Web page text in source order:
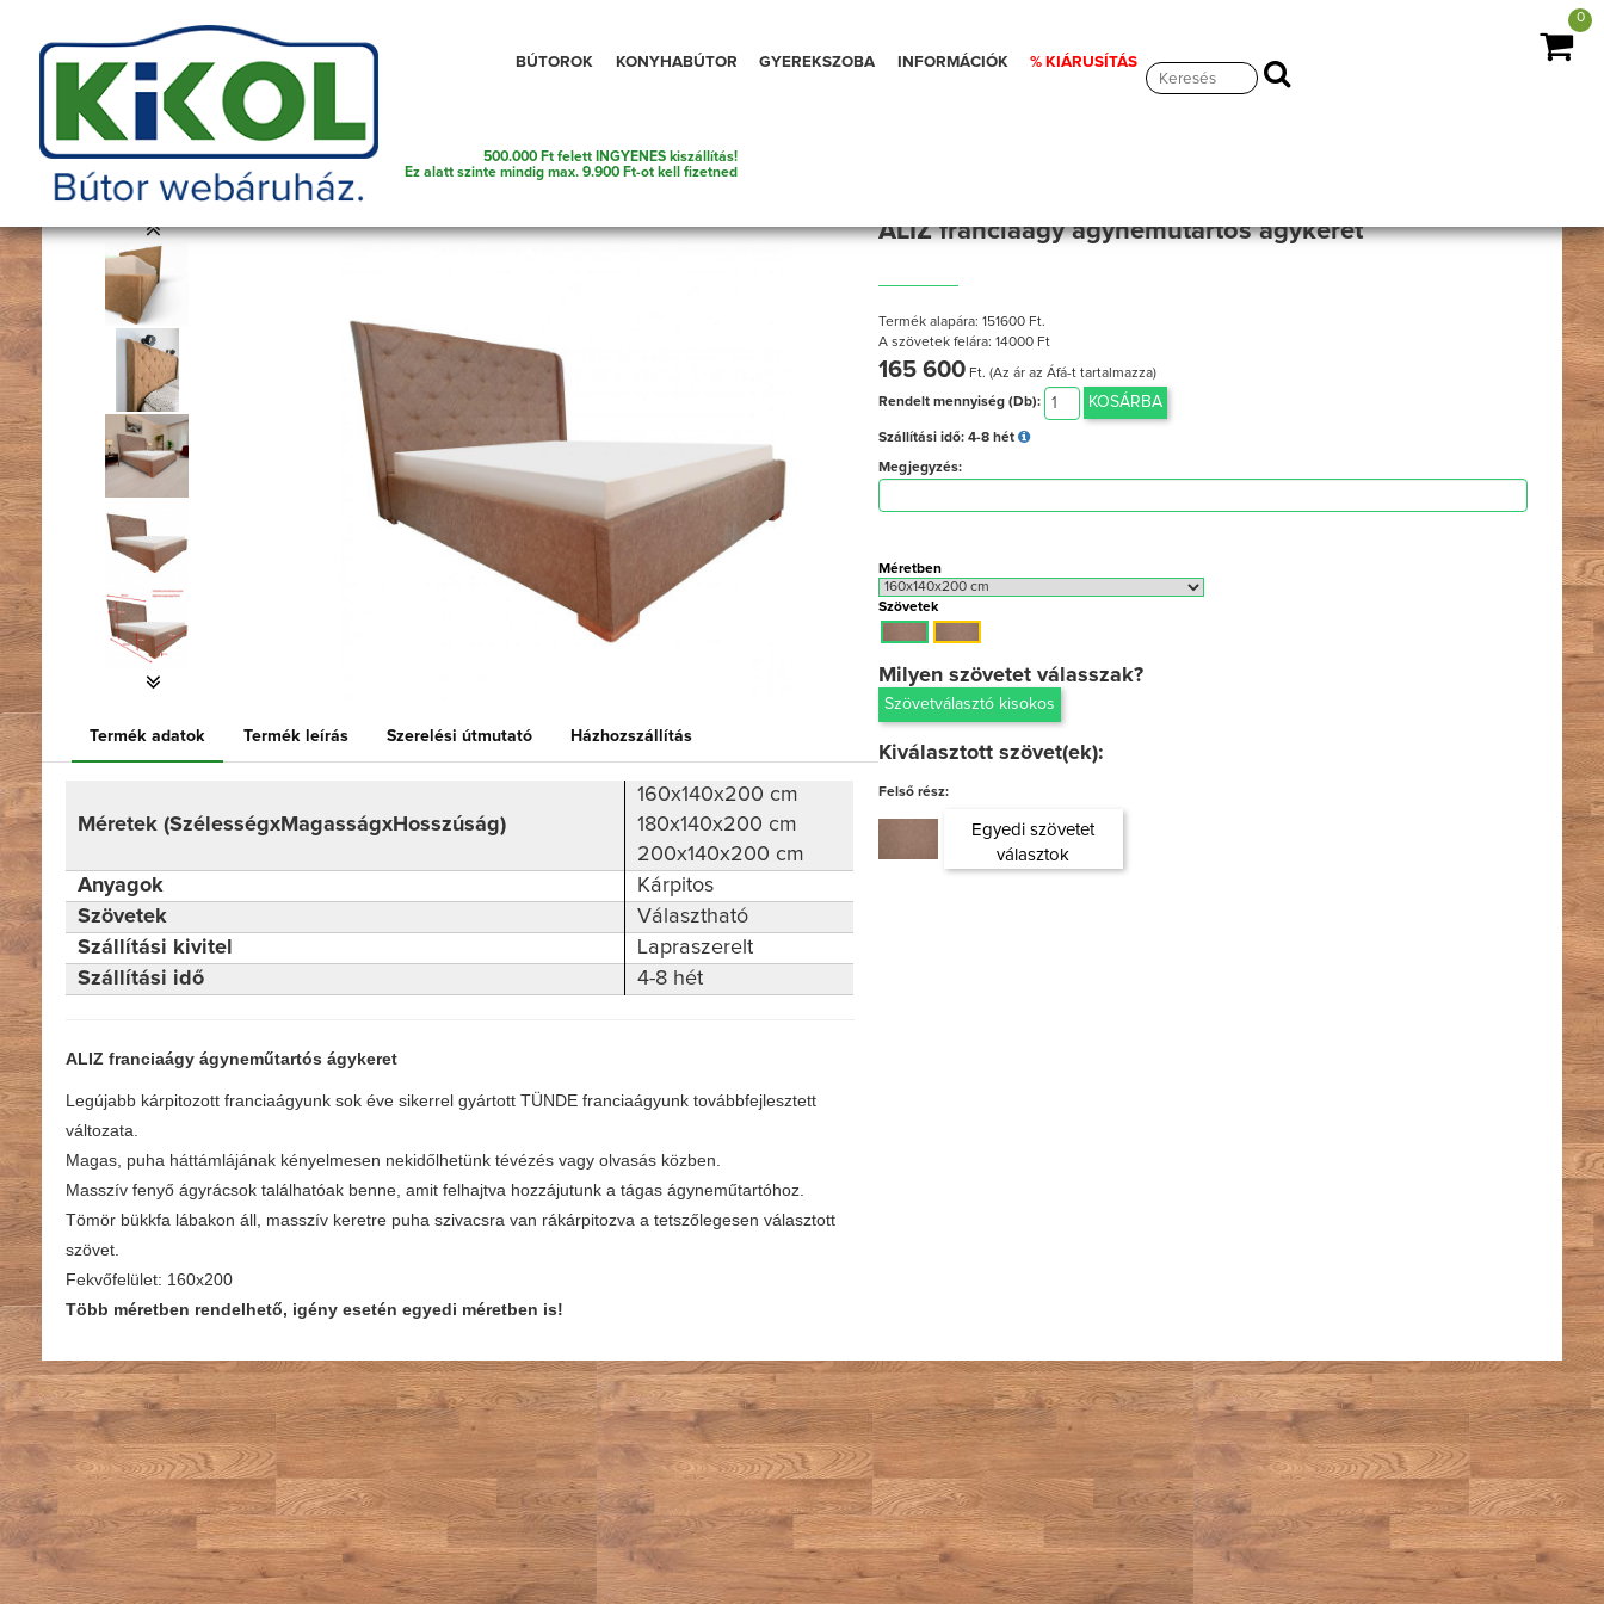
BÚTOROK KONYHABÚTOR GYEREKSZOBA INFORMÁCIÓK % KIÁRUSÍTÁS
500.000 Ft felett INGYENES kiszállítás!
Ez alatt szinte mindig max. 9.900 Ft-ot kell fizetned
0
Főoldal Bútorok Ágyak Franciaágy
Termék adatok Termék leírás Szerelési útmutató Házhozszállítás
Méretek (SzélességxMagasságxHosszúság)
160x140x200 cm
180x140x200 cm
200x140x200 cm
Anyagok
Kárpitos
Szövetek
Választható
Szállítási kivitel
Lapraszerelt
Szállítási idő
4-8 hét
ALIZ franciaágy ágyneműtartós ágykeret
Legújabb kárpitozott franciaágyunk sok éve sikerrel gyártott TÜNDE franciaágyunk továbbfejlesztett
változata.
Magas, puha háttámlájának kényelmesen nekidőlhetünk tévézés vagy olvasás közben.
Masszív fenyő ágyrácsok találhatóak benne, amit felhajtva hozzájutunk a tágas ágyneműtartóhoz.
Tömör bükkfa lábakon áll, masszív keretre puha szivacsra van rákárpitozva a tetszőlegesen választott
szövet.
Fekvőfelület: 160x200
Több méretben rendelhető, igény esetén egyedi méretben is!
ALIZ franciaágy ágyneműtartós ágykeret
Termék alapára: 151600 Ft.
A szövetek felára: 14000 Ft
165 600Ft. (Az ár az Áfá-t tartalmazza)
Rendelt mennyiség (Db):
KOSÁRBA
Szállítási idő: 4-8 hét
Megjegyzés:
Méretben
Szövetek
Milyen szövetet válasszak?
Szövetválasztó kisokos
Kiválasztott szövet(ek):
Felső rész:
Egyedi szövetet
választok